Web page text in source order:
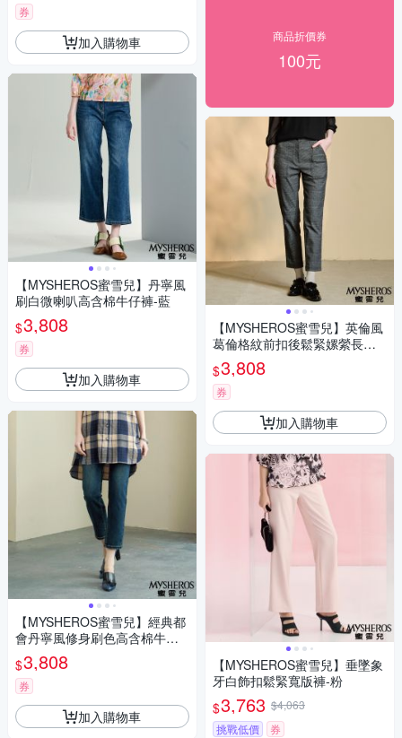
券
加入購物車
【MYSHEROS蜜雪兒】丹寧風
刷白微喇叭高含棉牛仔褲-藍
$3,808
券
加入購物車
【MYSHEROS蜜雪兒】經典都
會丹寧風修身刷色高含棉牛仔
褲-藍
$3,808
券
加入購物車
商品折價券
100元
【MYSHEROS蜜雪兒】英倫風
葛倫格紋前扣後鬆緊嫘縈長褲-
灰
$3,808
券
加入購物車
【MYSHEROS蜜雪兒】垂墜象
牙白飾扣鬆緊寬版褲-粉
$3,763 $4,063
挑戰低價
券